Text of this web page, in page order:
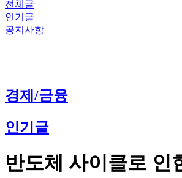
전체글
인기글
공지사항
경제/금융
인기글
반도체 사이클로 인